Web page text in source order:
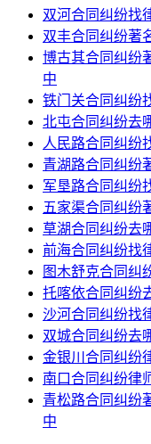
双河合同纠纷找
双丰合同纠纷著
博古其合同纠纷
中
铁门关合同纠纷
北屯合同纠纷去
人民路合同纠纷
青湖路合同纠纷
军垦路合同纠纷
五家渠合同纠纷
草湖合同纠纷去
前海合同纠纷找
图木舒克合同纠
托喀依合同纠纷
沙河合同纠纷找
双城合同纠纷去
金银川合同纠纷
南口合同纠纷律
青松路合同纠纷
中